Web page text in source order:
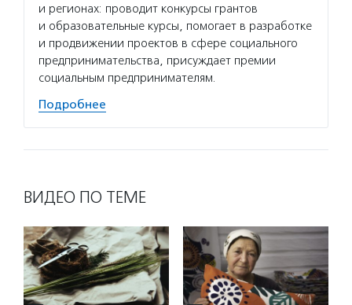
и регионах: проводит конкурсы грантов
и образовательные курсы, помогает в разработке
и продвижении проектов в сфере социального
предпринимательства, присуждает премии
социальным предпринимателям.
Подробнее
ВИДЕО ПО ТЕМЕ